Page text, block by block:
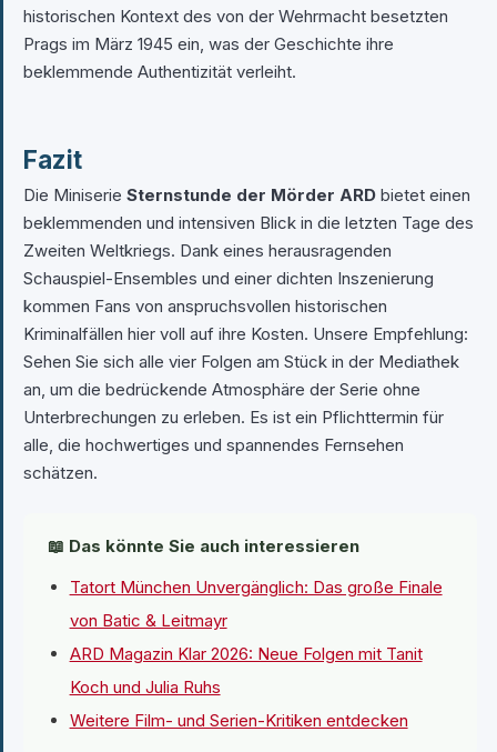
historischen Kontext des von der Wehrmacht besetzten
Prags im März 1945 ein, was der Geschichte ihre
beklemmende Authentizität verleiht.
Fazit
Die Miniserie Sternstunde der Mörder ARD bietet einen
beklemmenden und intensiven Blick in die letzten Tage des
Zweiten Weltkriegs. Dank eines herausragenden
Schauspiel-Ensembles und einer dichten Inszenierung
kommen Fans von anspruchsvollen historischen
Kriminalfällen hier voll auf ihre Kosten. Unsere Empfehlung:
Sehen Sie sich alle vier Folgen am Stück in der Mediathek
an, um die bedrückende Atmosphäre der Serie ohne
Unterbrechungen zu erleben. Es ist ein Pflichttermin für
alle, die hochwertiges und spannendes Fernsehen
schätzen.
📖 Das könnte Sie auch interessieren
Tatort München Unvergänglich: Das große Finale
von Batic & Leitmayr
ARD Magazin Klar 2026: Neue Folgen mit Tanit
Koch und Julia Ruhs
Weitere Film- und Serien-Kritiken entdecken